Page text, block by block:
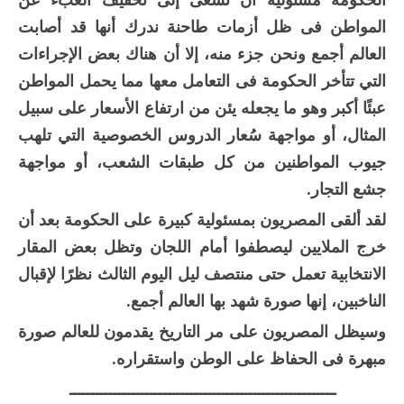
المواطن فى ظل أزمات طاحنة ندرك أنها قد أصابت
العالم أجمع ونحن جزء منه، إلا أن هناك بعض الإجراءات
التي تتأخر الحكومة فى التعامل معها مما يحمل المواطن
عبئًا أكبر وهو ما يجعله يئن من ارتفاع الأسعار على سبيل
المثال، أو مواجهة سُعار الدروس الخصوصية التي تلهب
جيوب المواطنين من كل طبقات الشعب، أو مواجهة
جشع التجار.
لقد ألقى المصريون بمسئولية كبيرة على الحكومة بعد أن
خرج الملايين ليصطفوا أمام اللجان وتظل بعض المقار
الانتخابية تعمل حتى منتصف ليل اليوم الثالث نظرًا لإقبال
الناخبين، إنها صورة شهد بها العالم أجمع.
وسيظل المصريون على مر التاريخ يقدمون للعالم صورة
مبهرة فى الحفاظ على الوطن واستقراره.
ـــــــــــــــــــــــــــــــــــــــــــــــــــــــــــ